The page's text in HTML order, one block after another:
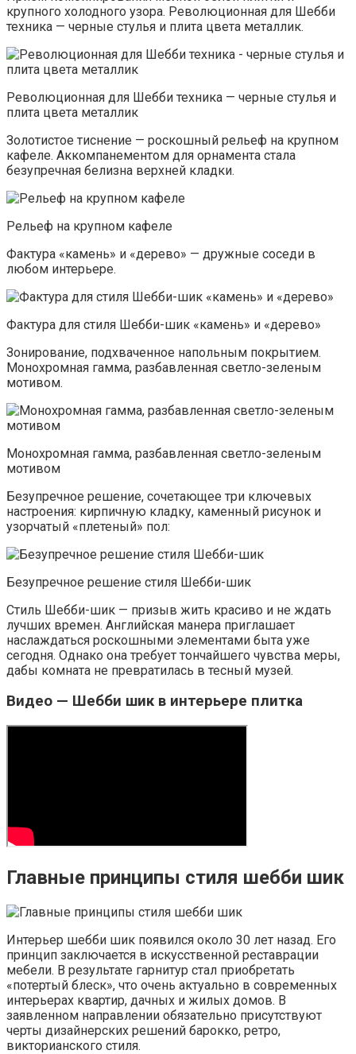
крупного холодного узора. Революционная для Шебби
техника — черные стулья и плита цвета металлик.
Революционная для Шебби техника — черные стулья и
плита цвета металлик
Золотистое тиснение — роскошный рельеф на крупном
кафеле. Аккомпанементом для орнамента стала
безупречная белизна верхней кладки.
Рельеф на крупном кафеле
Фактура «камень» и «дерево» — дружные соседи в
любом интерьере.
Фактура для стиля Шебби-шик «камень» и «дерево»
Зонирование, подхваченное напольным покрытием.
Монохромная гамма, разбавленная светло-зеленым
мотивом.
Монохромная гамма, разбавленная светло-зеленым
мотивом
Безупречное решение, сочетающее три ключевых
настроения: кирпичную кладку, каменный рисунок и
узорчатый «плетеный» пол:
Безупречное решение стиля Шебби-шик
Стиль Шебби-шик — призыв жить красиво и не ждать
лучших времен. Английская манера приглашает
наслаждаться роскошными элементами быта уже
сегодня. Однако она требует тончайшего чувства меры,
дабы комната не превратилась в тесный музей.
Видео — Шебби шик в интерьере плитка
Главные принципы стиля шебби шик
Интерьер шебби шик появился около 30 лет назад. Его
принцип заключается в искусственной реставрации
мебели. В результате гарнитур стал приобретать
«потертый блеск», что очень актуально в современных
интерьерах квартир, дачных и жилых домов. В
заявленном направлении обязательно присутствуют
черты дизайнерских решений барокко, ретро,
викторианского стиля.